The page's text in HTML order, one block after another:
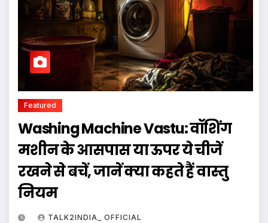
Featured
Washing Machine Vastu: वॉशिंग
मशीन के आसपास या ऊपर ये चीजें
रखने से बचें, जानें क्या कहते हैं वास्तु
नियम
TALK2INDIA_ OFFICIAL